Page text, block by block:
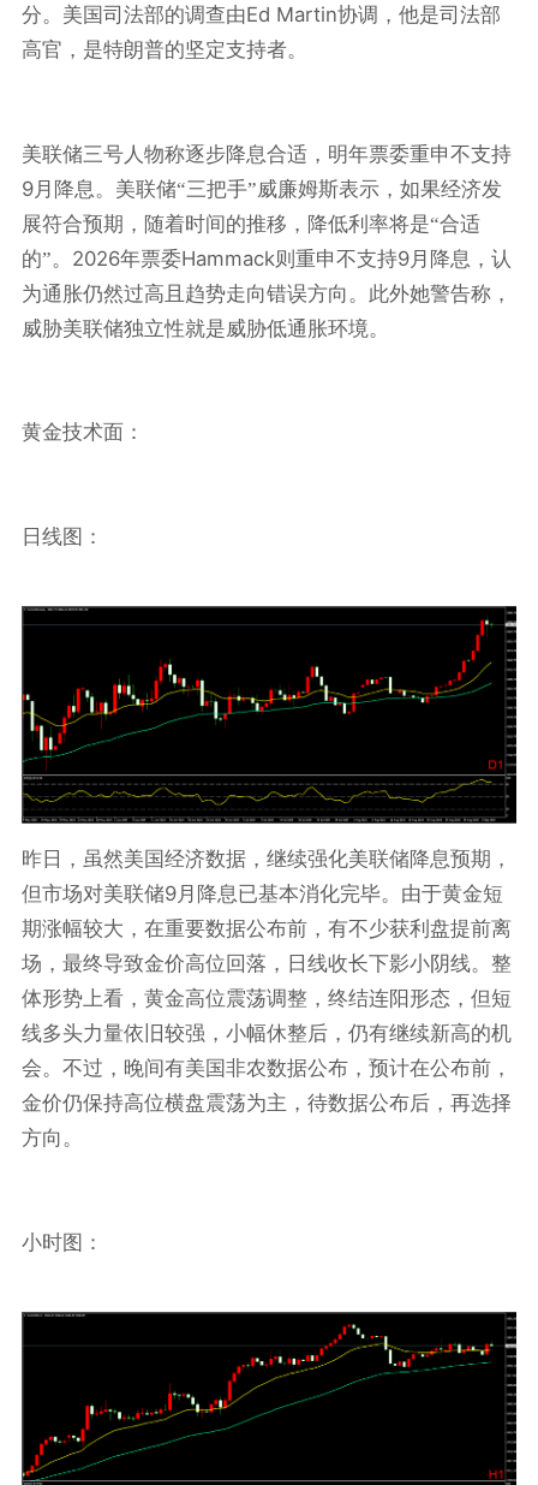
分。美国司法部的调查由Ed Martin协调，他是司法部
高官，是特朗普的坚定支持者。
美联储三号人物称逐步降息合适，明年票委重申不支持
9月降息。美联储“三把手”威廉姆斯表示，如果经济发
展符合预期，随着时间的推移，降低利率将是“合适
的”。 2026年票委Hammack则重申不支持9月降息，认
为通胀仍然过高且趋势走向错误方向。此外她警告称，
威胁美联储独立性就是威胁低通胀环境。
黄金技术面：
日线图：
昨日，虽然美国经济数据，继续强化美联储降息预期，
但市场对美联储9月降息已基本消化完毕。由于黄金短
期涨幅较大，在重要数据公布前，有不少获利盘提前离
场，最终导致金价高位回落，日线收长下影小阴线。整
体形势上看，黄金高位震荡调整，终结连阳形态，但短
线多头力量依旧较强，小幅休整后，仍有继续新高的机
会。不过，晚间有美国非农数据公布，预计在公布前，
金价仍保持高位横盘震荡为主，待数据公布后，再选择
方向。
小时图：